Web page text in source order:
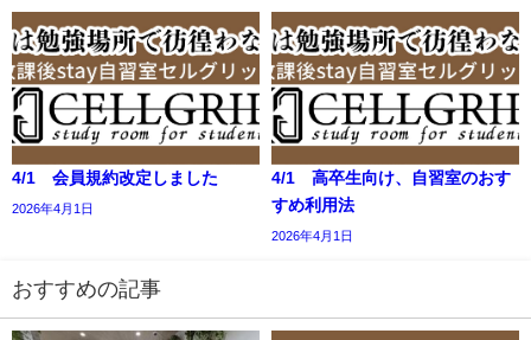
4/1 会員規約改定しました
2026年4月1日
4/1 高卒生向け、自習室のおす
すめ利用法
2026年4月1日
おすすめの記事